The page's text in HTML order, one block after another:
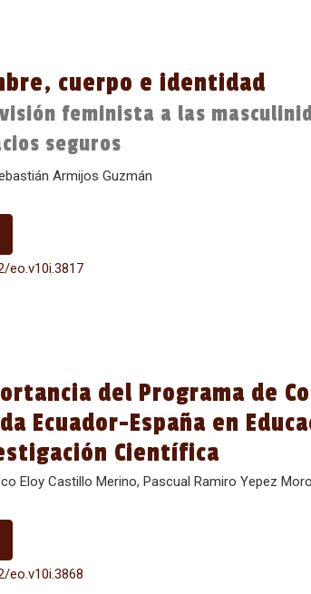
cuerpo e identidad
feminista a las
seguros
Armijos Guzmán
eo.v10i.3817
del Programa de
Ecuador-España en
Científica
Eloy Castillo Merino, Pascual Ramiro Yepez
eo.v10i.3868